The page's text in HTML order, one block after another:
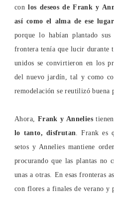
conlos deseos de Frank y
así como el alma de ese lugar
porque lo habían plantado
frontera tenía que lucir durante
unidos se convirtieron en los
del nuevo jardín, tal y como
remodelación se reutilizó buena
Ahora, Frank y Annelies
lo tanto, disfrutan . Frank es
setos y Annelies mantiene
procurando que las plantas no
unas a otras. En esas fronteras
con flores a finales de verano y